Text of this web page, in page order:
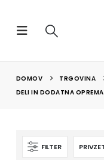
DOMOV TRGOVINA
DELI IN DODATNA OPREMA
FILTER